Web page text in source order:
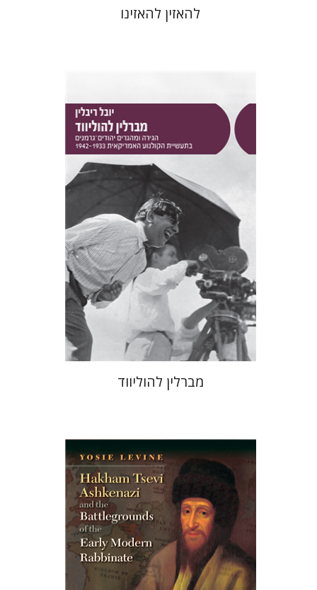
להאזין להאזינו
יובל ריבלין
הנחת אתר ספר מודפס
$46
$41
מברלין להוליווד
יוסי לוין